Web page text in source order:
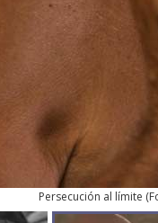
Persecución al límite (